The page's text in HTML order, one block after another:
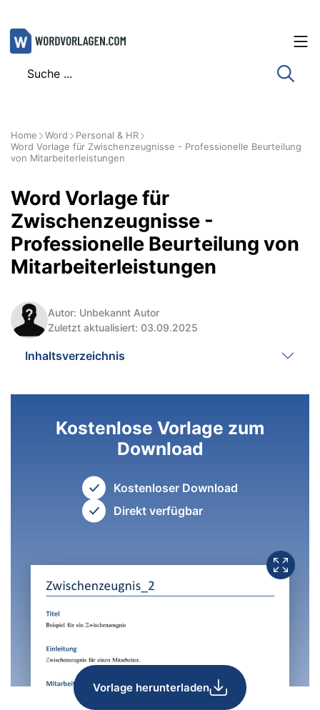
Zum
Inhalt
Home Word
Personal & HR
Word Vorlage für Zwischenzeugnisse - Professionelle Beurteilung
von Mitarbeiterleistungen
Word Vorlage für
Zwischenzeugnisse -
Professionelle Beurteilung von
Mitarbeiterleistungen
Autor: Unbekannt Autor
Zuletzt aktualisiert: 03.09.2025
Inhaltsverzeichnis
Kostenlose Vorlage zum
Download
Kostenloser Download
Direkt verfügbar
Vorlage herunterladen